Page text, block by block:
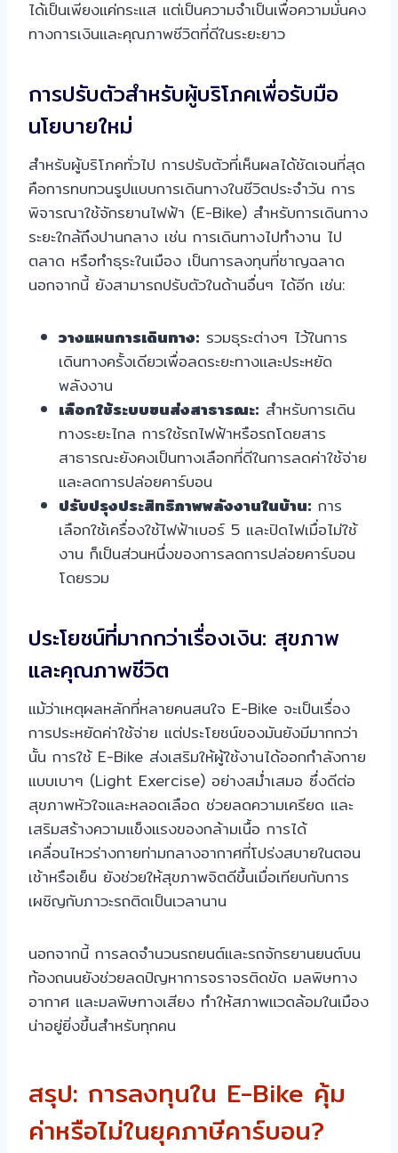
ได้เป็นเพียงแค่กระแส แต่เป็นความจำเป็นเพื่อความมั่นคง
ทางการเงินและคุณภาพชีวิตที่ดีในระยะยาว
การปรับตัวสำหรับผู้บริโภคเพื่อรับมือ
นโยบายใหม่
สำหรับผู้บริโภคทั่วไป การปรับตัวที่เห็นผลได้ชัดเจนที่สุด
คือการทบทวนรูปแบบการเดินทางในชีวิตประจำวัน การ
พิจารณาใช้จักรยานไฟฟ้า (E-Bike) สำหรับการเดินทาง
ระยะใกล้ถึงปานกลาง เช่น การเดินทางไปทำงาน ไป
ตลาด หรือทำธุระในเมือง เป็นการลงทุนที่ชาญฉลาด
นอกจากนี้ ยังสามารถปรับตัวในด้านอื่นๆ ได้อีก เช่น:
วางแผนการเดินทาง: รวมธุระต่างๆ ไว้ในการ
เดินทางครั้งเดียวเพื่อลดระยะทางและประหยัด
พลังงาน
เลือกใช้ระบบขนส่งสาธารณะ: สำหรับการเดิน
ทางระยะไกล การใช้รถไฟฟ้าหรือรถโดยสาร
สาธารณะยังคงเป็นทางเลือกที่ดีในการลดค่าใช้จ่าย
และลดการปล่อยคาร์บอน
ปรับปรุงประสิทธิภาพพลังงานในบ้าน: การ
เลือกใช้เครื่องใช้ไฟฟ้าเบอร์ 5 และปิดไฟเมื่อไม่ใช้
งาน ก็เป็นส่วนหนึ่งของการลดการปล่อยคาร์บอน
โดยรวม
ประโยชน์ที่มากกว่าเรื่องเงิน: สุขภาพ
และคุณภาพชีวิต
แม้ว่าเหตุผลหลักที่หลายคนสนใจ E-Bike จะเป็นเรื่อง
การประหยัดค่าใช้จ่าย แต่ประโยชน์ของมันยังมีมากกว่า
นั้น การใช้ E-Bike ส่งเสริมให้ผู้ใช้งานได้ออกกำลังกาย
แบบเบาๆ (Light Exercise) อย่างสม่ำเสมอ ซึ่งดีต่อ
สุขภาพหัวใจและหลอดเลือด ช่วยลดความเครียด และ
เสริมสร้างความแข็งแรงของกล้ามเนื้อ การได้
เคลื่อนไหวร่างกายท่ามกลางอากาศที่โปร่งสบายในตอน
เช้าหรือเย็น ยังช่วยให้สุขภาพจิตดีขึ้นเมื่อเทียบกับการ
เผชิญกับภาวะรถติดเป็นเวลานาน
นอกจากนี้ การลดจำนวนรถยนต์และรถจักรยานยนต์บน
ท้องถนนยังช่วยลดปัญหาการจราจรติดขัด มลพิษทาง
อากาศ และมลพิษทางเสียง ทำให้สภาพแวดล้อมในเมือง
น่าอยู่ยิ่งขึ้นสำหรับทุกคน
สรุป: การลงทุนใน E-Bike คุ้ม
ค่าหรือไม่ในยุคภาษีคาร์บอน?